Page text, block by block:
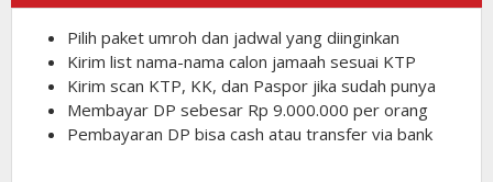
Pilih paket umroh dan jadwal yang diinginkan
Kirim list nama-nama calon jamaah sesuai KTP
Kirim scan KTP, KK, dan Paspor jika sudah punya
Membayar DP sebesar Rp 9.000.000 per orang
Pembayaran DP bisa cash atau transfer via bank